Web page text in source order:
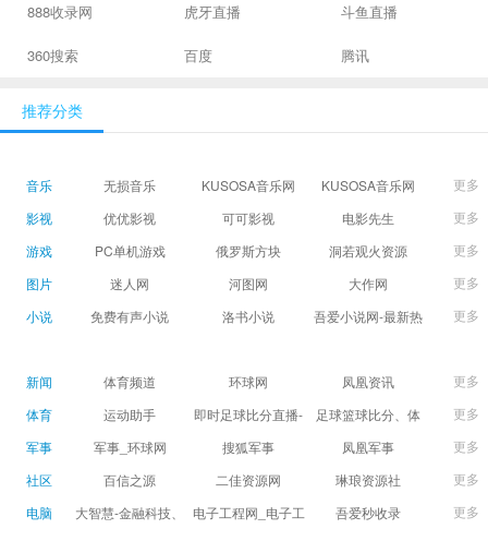
888收录网 虎牙直播 斗鱼直播
360搜索 百度 腾讯
推荐分类
音乐 无损音乐 KUSOSA音乐网 KUSOSA音乐网
更多
影视
优优影视 可可影视 电影先生
更多
游戏
PC单机游戏 俄罗斯方块 洞若观火资源
更多
图片
迷人网 河图网 大作网
更多
小说
免费有声小说 洛书小说
吾爱小说网-最新热
更多
新闻 体育频道 环球网 凤凰资讯
更多
体育
运动助手
即时足球比分直播-
精准赛程赛果及角
足球篮球比分、体
育赛果直播|让足球
更多
军事
军事_环球网 搜狐军事 凤凰军事
更多
社区
百信之源 二佳资源网 琳琅资源社
更多
电脑
大智慧-金融科技、
电子工程网_电子工
吾爱秒收录
更多